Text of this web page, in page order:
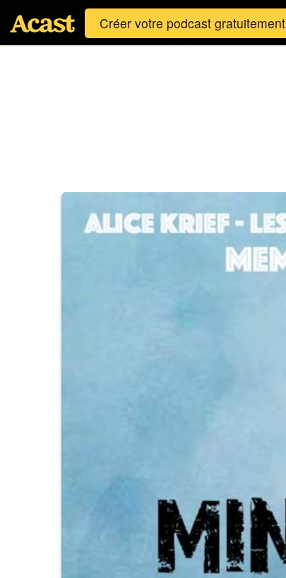
Créer votre podcast gratuitement